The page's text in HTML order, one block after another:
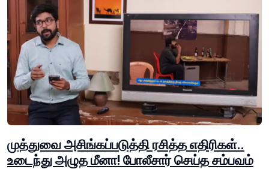
முத்துவை அசிங்கப்படுத்தி ரசித்த எதிரிகள்..
உடைந்து அழுத மீனா! போலீசார் செய்த சம்பவம்